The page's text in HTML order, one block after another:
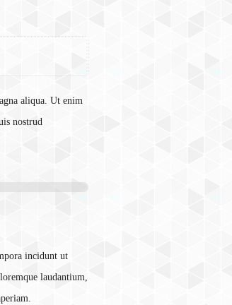
aliqua. Ut enim
nostrud
incidunt ut
laudantium,